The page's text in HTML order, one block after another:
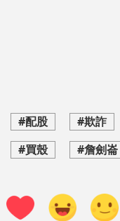
#配股
#欺詐
#買殼 #詹劍崙